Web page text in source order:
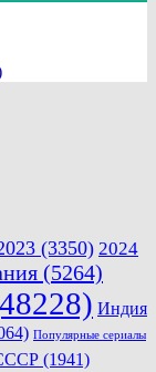
(3350) 2024
(5264)
Индия
Популярные сериалы
(1941)